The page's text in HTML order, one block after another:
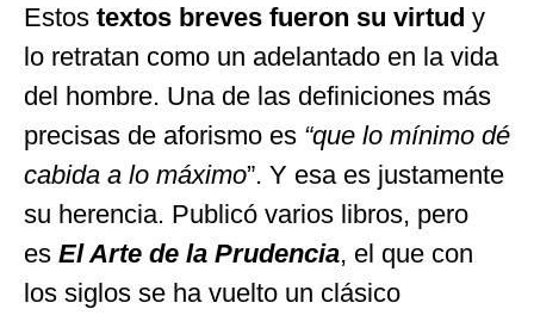
Estos textos breves fueron su virtud y
lo retratan como un adelantado en la vida
del hombre. Una de las definiciones más
precisas de aforismo es “que lo mínimo dé
cabida a lo máximo”. Y esa es justamente
su herencia. Publicó varios libros, pero
es El Arte de la Prudencia, el que con
los siglos se ha vuelto un clásico